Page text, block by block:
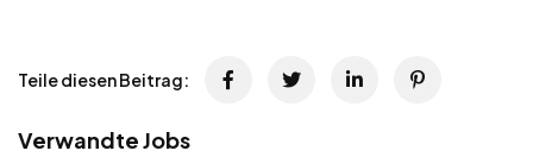
Teile diesen Beitrag:
Verwandte Jobs